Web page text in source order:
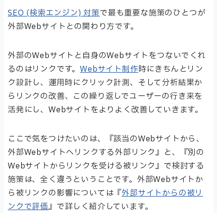
SEO (検索エンジン) 対策で最も重要な施策のひとつが
外部Webサイトとの関わり方です。
外部のWebサイトと自身のWebサイトをつないでくれ
るのはリンクです。Webサイト制作時にきちんとリン
ク設計し、運用時にクリック計測、そして分析結果か
らリンクの改善、この繰り返しでユーザーの行き来を
活発にし、Webサイトをよりよく改善していきます。
ここで気をつけたいのは、『該当のWebサイトから、
外部Webサイトへリンクする外部リンク』と、『別の
Webサイトからリンクを受ける被リンク』で検討する
施策は、全く違うということです。外部Webサイトか
ら被リンクの影響については『外部サイトからの被リ
ンクで評価』で詳しく紹介しています。